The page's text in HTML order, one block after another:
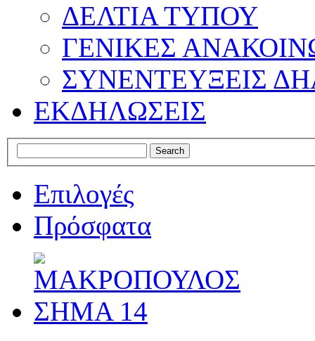
ΔΕΛΤΙΑ ΤΥΠΟΥ
ΓΕΝΙΚΕΣ
ΣΥΝΕΝΤΕΥΞΕΙΣ
ΕΚΔΗΛΩΣΕΙΣ
Επιλογές
Πρόσφατα